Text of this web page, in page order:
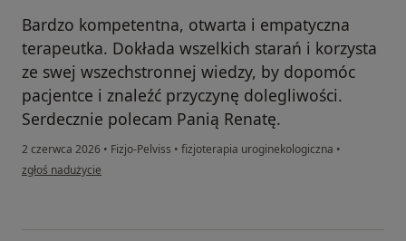
Bardzo kompetentna, otwarta i empatyczna
terapeutka. Dokłada wszelkich starań i korzysta
ze swej wszechstronnej wiedzy, by dopomóc
pacjentce i znaleźć przyczynę dolegliwości.
Serdecznie polecam Panią Renatę.
2 czerwca 2026 • Fizjo-Pelviss • fizjoterapia uroginekologiczna •
w opinii użytkownika MS
zgłoś nadużycie